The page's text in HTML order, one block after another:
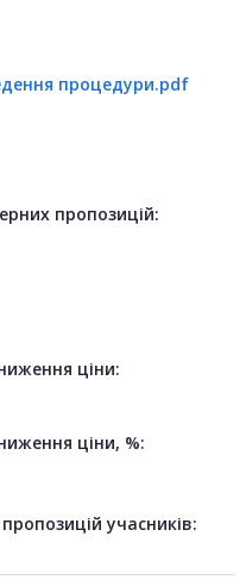
процедури.pdf
пропозицій:
ціни:
ціни, %:
учасників: